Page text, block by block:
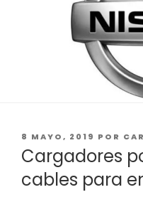
PUBLICADO
EL
8 MAYO, 2019 POR
Cargadores
cables para